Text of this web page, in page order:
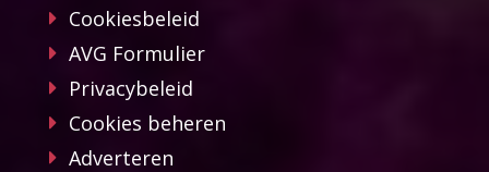
Cookiesbeleid
AVG Formulier
Privacybeleid
Cookies beheren
Adverteren